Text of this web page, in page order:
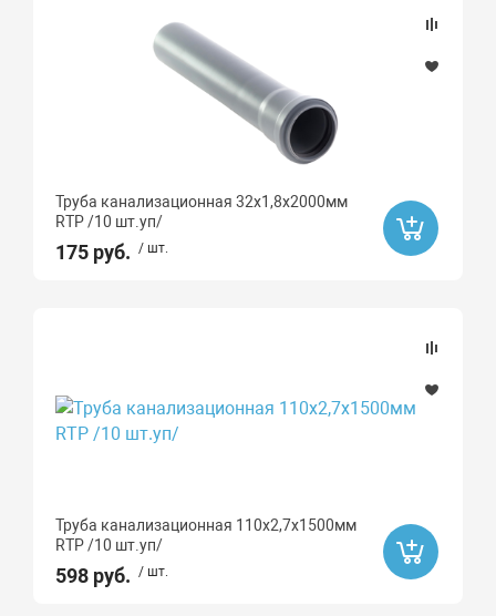
Труба канализационная 32х1,8х2000мм
RTP /10 шт.уп/
175 руб. / шт.
Труба канализационная 110х2,7х1500мм
RTP /10 шт.уп/
598 руб. / шт.